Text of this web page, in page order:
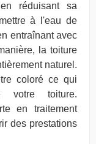
réduisant sa
à l'eau de
entraînant avec
la toiture
naturel.
coloré ce qui
votre toiture.
en traitement
des prestations